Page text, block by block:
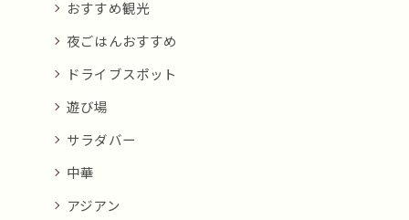
おすすめ観光
夜ごはんおすすめ
ドライブスポット
遊び場
サラダバー
中華
アジアン